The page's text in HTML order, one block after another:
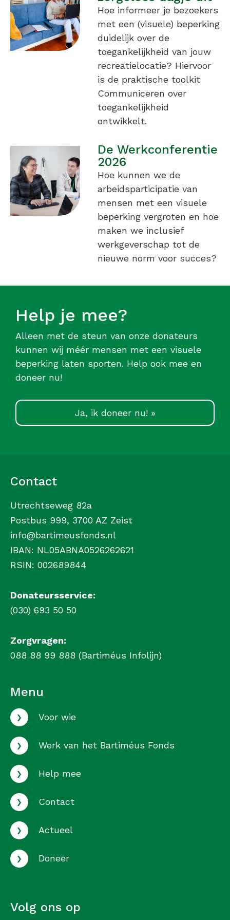
Hoe informeer je bezoekers
met een (visuele) beperking
duidelijk over de
toegankelijkheid van jouw
recreatielocatie? Hiervoor
is de praktische toolkit
Communiceren over
toegankelijkheid
ontwikkelt.
De Werkconferentie
2026
Hoe kunnen we de
arbeidsparticipatie van
mensen met een visuele
beperking vergroten en hoe
maken we inclusief
werkgeverschap tot de
nieuwe norm voor succes?
Help je mee?
Alleen met de steun van onze donateurs
kunnen wij méér mensen met een visuele
beperking laten sporten. Help ook mee en
doneer nu!
Ja, ik doneer nu! »
Contact
Utrechtseweg 82a
Postbus 999, 3700 AZ Zeist
info@bartimeusfonds.nl
IBAN: NL05ABNA0526262621
RSIN: 002689844
Donateursservice:
(030) 693 50 50
Zorgvragen:
088 88 99 888 (Bartiméus Infolijn)
Menu
› Voor wie
› Werk van het Bartiméus Fonds
› Help mee
› Contact
› Actueel
› Doneer
Volg ons op